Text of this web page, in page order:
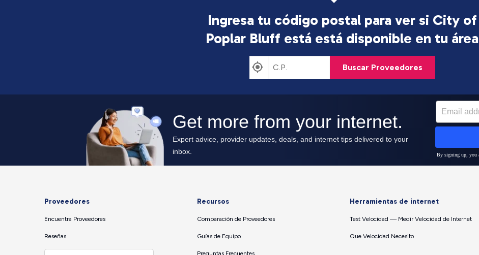
Ingresa tu código postal para ver si City of
Poplar Bluff está está disponible en tu área
Buscar Proveedores
Proveedores
Encuentra Proveedores
Reseñas
Recursos
Comparación de Proveedores
Guías de Equipo
Preguntas Frecuentes
Herramientas de internet
Test Velocidad — Medir Velocidad de Internet
Que Velocidad Necesito